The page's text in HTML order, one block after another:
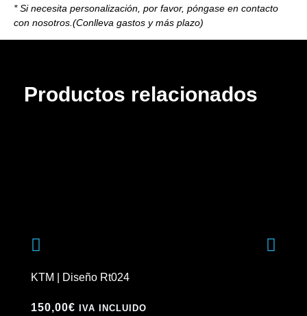
* Si necesita personalización, por favor, póngase en contacto
con nosotros.(Conlleva gastos y más plazo)
Productos relacionados
KTM | Diseño Rt024
150,00€ IVA INCLUIDO